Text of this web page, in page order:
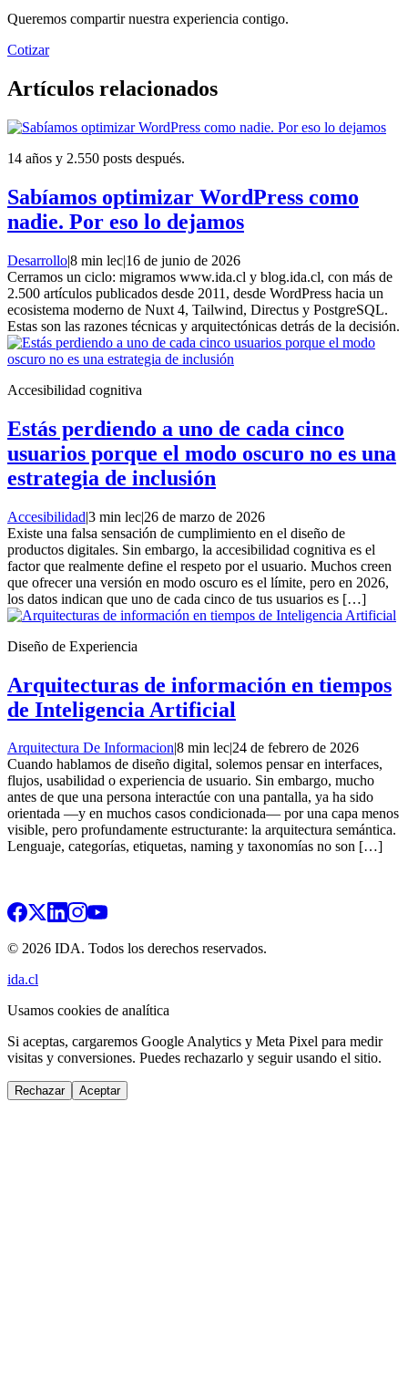
Queremos compartir nuestra experiencia contigo.
Cotizar
Artículos relacionados
14 años y 2.550 posts después.
Sabíamos optimizar WordPress como
nadie. Por eso lo dejamos
Desarrollo|8 min lec|16 de junio de 2026
Cerramos un ciclo: migramos www.ida.cl y blog.ida.cl, con más de
2.500 artículos publicados desde 2011, desde WordPress hacia un
ecosistema moderno de Nuxt 4, Tailwind, Directus y PostgreSQL.
Estas son las razones técnicas y arquitectónicas detrás de la decisión.
Accesibilidad cognitiva
Estás perdiendo a uno de cada cinco
usuarios porque el modo oscuro no es una
estrategia de inclusión
Accesibilidad|3 min lec|26 de marzo de 2026
Existe una falsa sensación de cumplimiento en el diseño de
productos digitales. Sin embargo, la accesibilidad cognitiva es el
factor que realmente define el respeto por el usuario. Muchos creen
que ofrecer una versión en modo oscuro es el límite, pero en 2026,
los datos indican que uno de cada cinco de tus usuarios es […]
Diseño de Experiencia
Arquitecturas de información en tiempos
de Inteligencia Artificial
Arquitectura De Informacion8 min lec24 de febrero de 2026
Cuando hablamos de diseño digital, solemos pensar en interfaces,
flujos, usabilidad o experiencia de usuario. Sin embargo, mucho
antes de que una persona interactúe con una pantalla, ya ha sido
orientada —y en muchos casos condicionada— por una capa menos
visible, pero profundamente estructurante: la arquitectura semántica.
Lenguaje, categorías, etiquetas, naming y taxonomías no son […]
© 2026 IDA. Todos los derechos reservados.
ida.cl
Usamos cookies de analítica
Si aceptas, cargaremos Google Analytics y Meta Pixel para medir
visitas y conversiones. Puedes rechazarlo y seguir usando el sitio.
Rechazar Aceptar